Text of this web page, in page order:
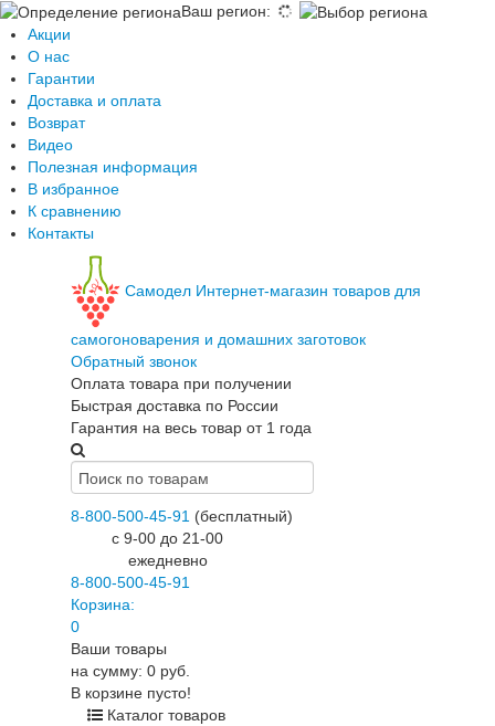
Ваш регион:
Акции
О нас
Гарантии
Доставка и оплата
Возврат
Видео
Полезная информация
В избранное
К сравнению
Контакты
Самодел Интернет-магазин товаров для
самогоноварения и домашних заготовок
Обратный звонок
Оплата товара при получении
Быстрая доставка по России
Гарантия на весь товар от 1 года
8-800-500-45-91 (бесплатный)
c 9-00 до 21-00
ежедневно
8-800-500-45-91
Корзина:
0
Ваши товары
на сумму: 0 руб.
В корзине пусто!
Каталог товаров